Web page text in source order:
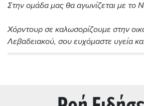
Στην ομάδα μας θα αγωνίζεται με το
Χόρντουρ σε καλωσορίζουμε στην
Λεβαδειακού, σου ευχόμαστε υγεία